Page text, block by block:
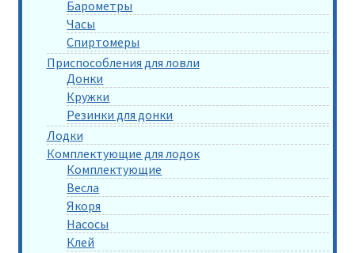
Барометры
Часы
Спиртомеры
Приспособления для ловли
Донки
Кружки
Резинки для донки
Лодки
Комплектующие для лодок
Комплектующие
Весла
Якоря
Насосы
Клей